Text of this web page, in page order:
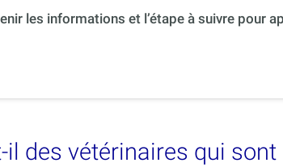
les informations et l’étape à suivre pour
il des vétérinaires qui